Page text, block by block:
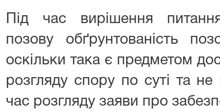
Під час вирішення
позову обґрунтованість
оскільки така є предметом
розгляду спору по суті та
час розгляду заяви про